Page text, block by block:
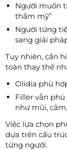
Người muốn
thẩm mỹ”
Người từng
sang giải
Tuy nhiên, cần
toàn thay thế
Olidia phù
Filler vẫn
như mũi,
Việc lựa chọn
dựa trên cấu
từng người.